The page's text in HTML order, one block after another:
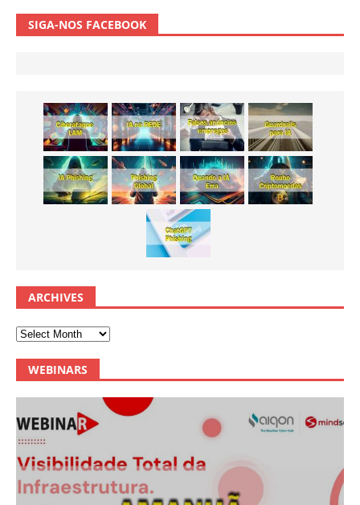
SIGA-NOS FACEBOOK
ARCHIVES
WEBINARS